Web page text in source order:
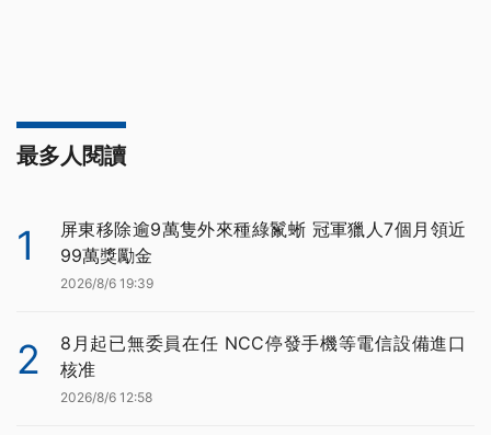
最多人閱讀
1
屏東移除逾9萬隻外來種綠鬣蜥 冠軍獵人7個月領近
99萬獎勵金
2026/8/6 19:39
2
8月起已無委員在任 NCC停發手機等電信設備進口
核准
2026/8/6 12:58